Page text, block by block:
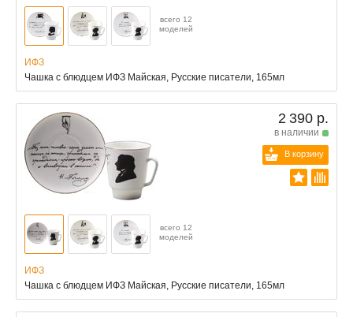
всего 12
моделей
ИФЗ
Чашка с блюдцем ИФЗ Майская, Русские писатели, 165мл
2 390 р.
в наличии
В корзину
всего 12
моделей
ИФЗ
Чашка с блюдцем ИФЗ Майская, Русские писатели, 165мл